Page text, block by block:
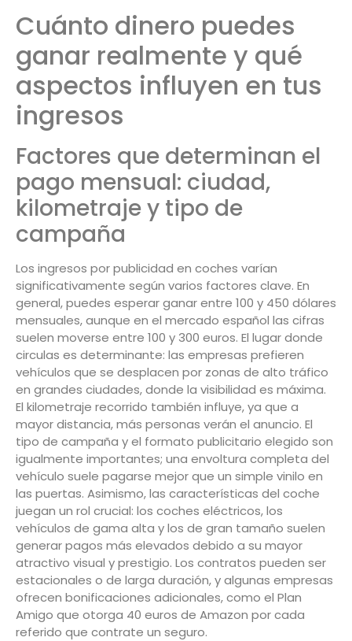
Cuánto dinero puedes
ganar realmente y qué
aspectos influyen en tus
ingresos
Factores que determinan el
pago mensual: ciudad,
kilometraje y tipo de
campaña
Los ingresos por publicidad en coches varían
significativamente según varios factores clave. En
general, puedes esperar ganar entre 100 y 450 dólares
mensuales, aunque en el mercado español las cifras
suelen moverse entre 100 y 300 euros. El lugar donde
circulas es determinante: las empresas prefieren
vehículos que se desplacen por zonas de alto tráfico
en grandes ciudades, donde la visibilidad es máxima.
El kilometraje recorrido también influye, ya que a
mayor distancia, más personas verán el anuncio. El
tipo de campaña y el formato publicitario elegido son
igualmente importantes; una envoltura completa del
vehículo suele pagarse mejor que un simple vinilo en
las puertas. Asimismo, las características del coche
juegan un rol crucial: los coches eléctricos, los
vehículos de gama alta y los de gran tamaño suelen
generar pagos más elevados debido a su mayor
atractivo visual y prestigio. Los contratos pueden ser
estacionales o de larga duración, y algunas empresas
ofrecen bonificaciones adicionales, como el Plan
Amigo que otorga 40 euros de Amazon por cada
referido que contrate un seguro.